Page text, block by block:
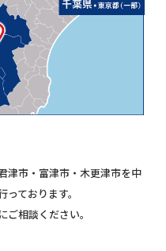
津市・富津市・木更津市を中
ております。
相談ください。